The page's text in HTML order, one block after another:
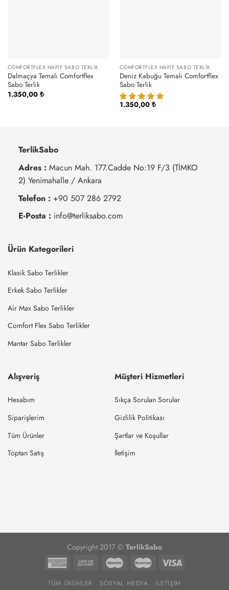
COMFORTFLEX HAFIF SABO TERLIK
Dalmaçya Temalı Comfortflex
Sabo Terlik
1.350,00 ₺
COMFORTFLEX HAFIF SABO TERLIK
Deniz Kabuğu Temalı Comfortflex
Sabo Terlik
1.350,00 ₺
TerlikSabo
Adres : Macun Mah. 177.Cadde No:19 F/3 (TİMKO
2) Yenimahalle / Ankara
Telefon : +90 507 286 2792
E-Posta : info@terliksabo.com
Ürün Kategorileri
Klasik Sabo Terlikler
Erkek Sabo Terlikler
Air Max Sabo Terlikler
Comfort Flex Sabo Terlikler
Mantar Sabo Terlikler
Alışveriş
Hesabım
Siparişlerim
Tüm Ürünler
Toptan Satış
Müşteri Hizmetleri
Sıkça Sorulan Sorular
Gizlilik Politikası
Şartlar ve Koşullar
İletişim
Copyright 2017 © TerlikSabo
TÜM ÜRÜNLER SOSYAL MEDYA İLETIŞIM